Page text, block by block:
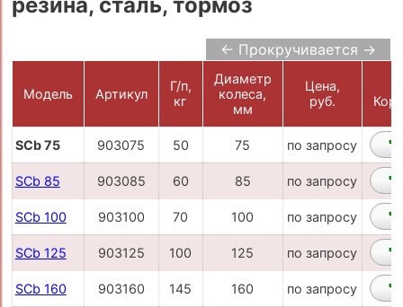
← Прокручивается →
Модель Артикул
Г/п,
кг
Диаметр
колеса,
мм
Цена,
руб.
SCb 75 903075 50 75 по запросу
SCb 85 903085 60 85 по запросу
SCb 100 903100 70 100 по запросу
SCb 125 903125 100 125 по запросу
SCb 160 903160 145 160 по запросу